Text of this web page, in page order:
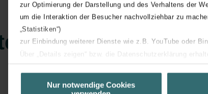
zur Optimierung der Darstellung und des Verhaltens der
um die Interaktion der Besucher nachvollziehbar zu
„Statistiken“)
zur Einbindung weiterer Dienste wie z.B. YouTube oder
Über „Details zeigen“ bzw. die Datenschutzerklärung
unserer Website verwenden, um Ihnen die bestmögliche
Nur notwendige Cookies